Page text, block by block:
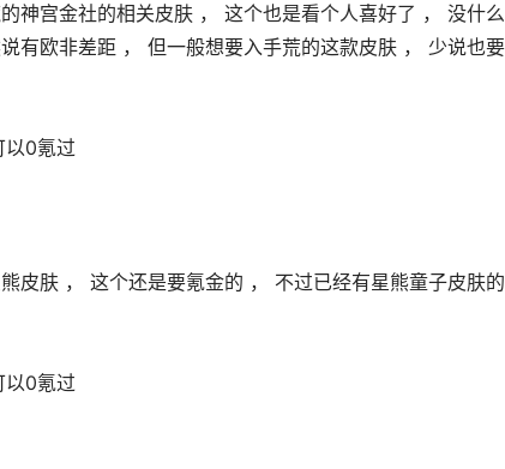
神宫金社的相关皮肤 ， 这个也是看个人喜好了 ， 没什
有欧非差距 ， 但一般想要入手荒的这款皮肤 ， 少说也要
皮肤 ， 这个还是要氪金的 ， 不过已经有星熊童子皮肤